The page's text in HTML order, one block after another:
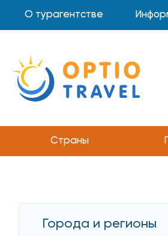
О турагентстве
Страны
Города и регионы